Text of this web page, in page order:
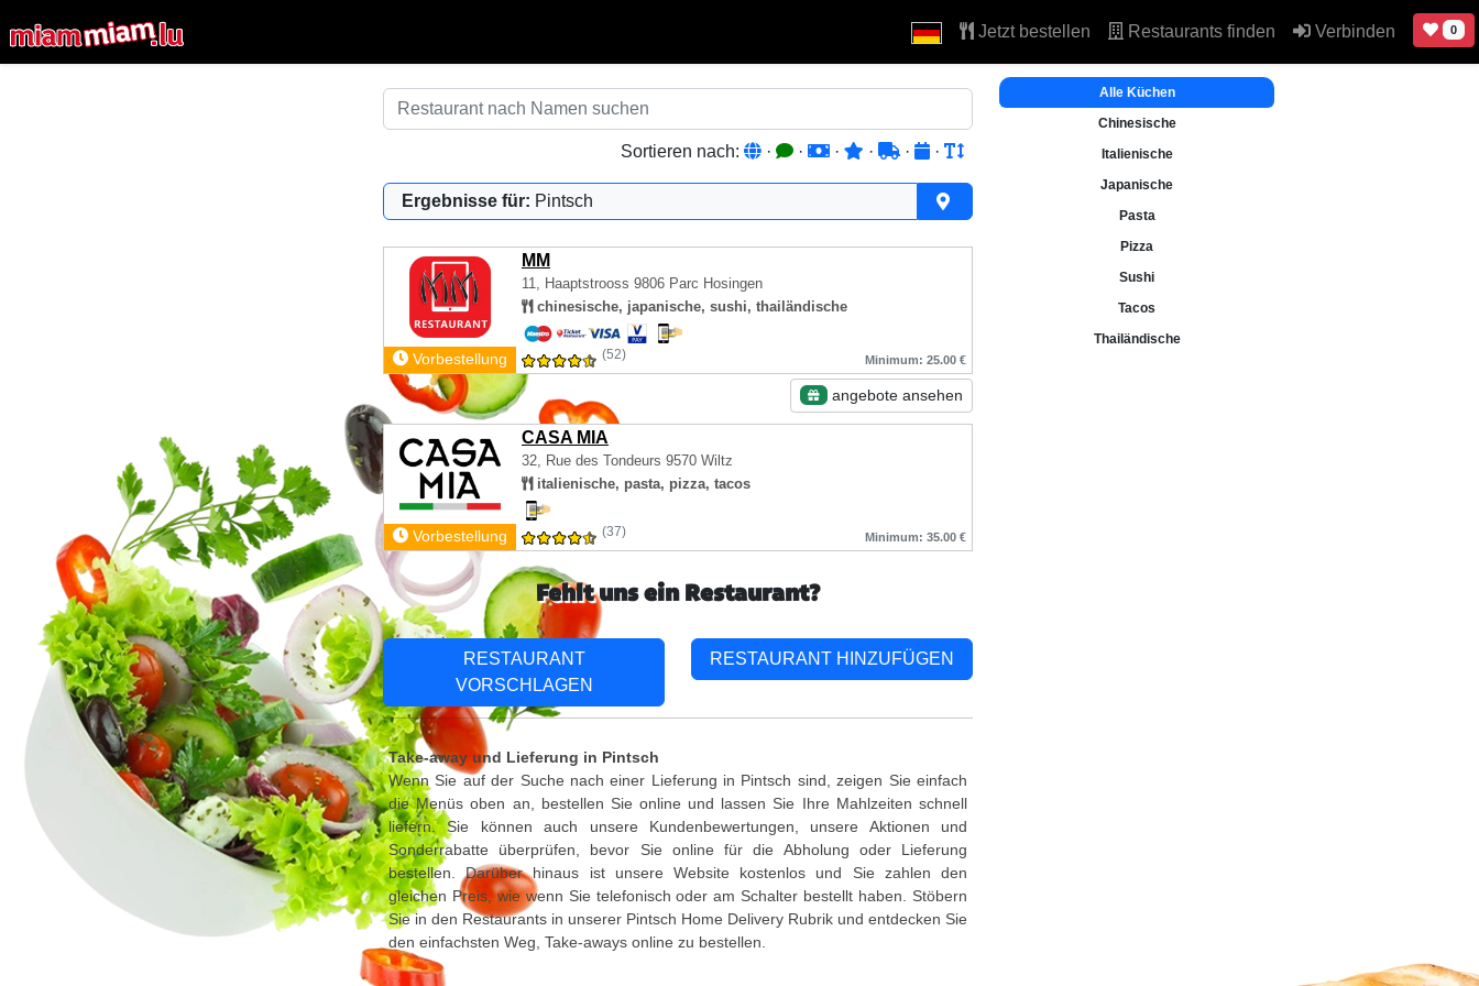
Jetzt bestellen Restaurants finden Verbinden 0
Sortieren nach: · · · · · ·
Ergebnisse für: Pintsch
MM
11, Haaptstrooss 9806 Parc Hosingen
chinesische, japanische, sushi, thailändische
Vorbestellung (52) Minimum: 25.00 €
angebote ansehen
CASA MIA
32, Rue des Tondeurs 9570 Wiltz
italienische, pasta, pizza, tacos
Vorbestellung (37) Minimum: 35.00 €
Alle Küchen
Chinesische
Italienische
Japanische
Pasta
Pizza
Sushi
Tacos
Thailändische
Fehlt uns ein Restaurant?
RESTAURANT
VORSCHLAGEN
RESTAURANT HINZUFÜGEN
Take-away und Lieferung in Pintsch
Wenn Sie auf der Suche nach einer Lieferung in Pintsch sind, zeigen Sie einfach
die Menüs oben an, bestellen Sie online und lassen Sie Ihre Mahlzeiten schnell
liefern. Sie können auch unsere Kundenbewertungen, unsere Aktionen und
Sonderrabatte überprüfen, bevor Sie online für die Abholung oder Lieferung
bestellen. Darüber hinaus ist unsere Website kostenlos und Sie zahlen den
gleichen Preis, wie wenn Sie telefonisch oder am Schalter bestellt haben. Stöbern
Sie in den Restaurants in unserer Pintsch Home Delivery Rubrik und entdecken Sie
den einfachsten Weg, Take-aways online zu bestellen.